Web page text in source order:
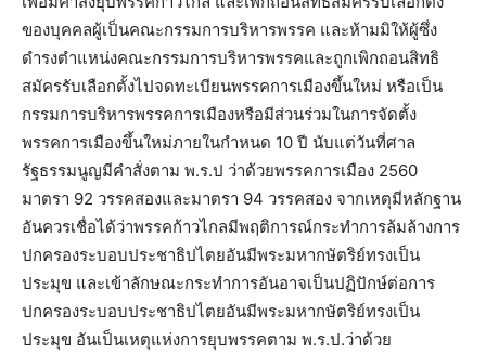
ของบุคคลผู้เป็นคณะกรรมการบริหารพรรค และห้ามมิให้ผู้ซึ่ง
ดำรงตำแหน่งคณะกรรมการบริหารพรรคและถูกเพิกถอนสิทธิ
สมัครรับเลือกตั้งไปจดทะเบียนพรรคการเมืองขึ้นใหม่ หรือเป็น
กรรมการบริหารพรรคการเมืองหรือมีส่วนร่วมในการจัดตั้ง
พรรคการเมืองขึ้นใหม่ภายในกำหนด 10 ปี นับแต่วันที่ศาล
รัฐธรรมนูญมีคำสั่งตาม พ.ร.ป​ ว่าด้วยพรรคการเมือง 2560
มาตรา 92 วรรคสองและมาตรา 94 วรรคสอง จากเหตุมีหลักฐาน
อันควรเชื่อได้ว่าพรรคก้าวไกลมีพฤติการณ์กระทำการล้มล้างการ
ปกครองระบอบประชาธิปไตยอันมีพระมหากษัตริย์ทรงเป็น
ประมุข และเข้าลักษณะกระทำการอันอาจเป็นปฏิปักษ์ต่อการ
ปกครองระบอบประชาธิปไตยอันมีพระมหากษัตริย์ทรงเป็น
ประมุข อันเป็นเหตุแห่งการยุบพรรคตาม พ.ร.ป.ว่าด้วย